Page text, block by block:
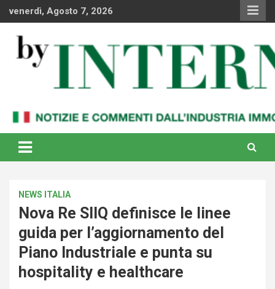
venerdì, Agosto 7, 2026
By Internews
internazionale
NEWS ITALIA
Nova Re SIIQ definisce le linee
guida per l’aggiornamento del
Piano Industriale e punta su
hospitality e healthcare